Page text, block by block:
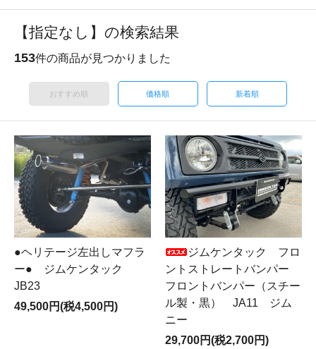
【指定なし】の検索結果
153件の商品が見つかりました
おすすめ順 価格順 新着順
●ヘリテージ左出しマフラ
ー● ジムケンタック
JB23
49,500円(税4,500円)
ジムケンタック フロ
ントストレートバンパー
フロントバンパー（スチー
ル製・黒） JA11 ジム
ニー
29,700円(税2,700円)